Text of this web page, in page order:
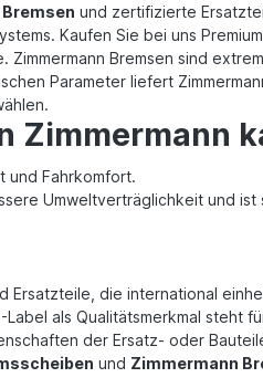
und zertifizierte
Kaufen Sie bei uns Premium
Bremsen sind
Parameter liefert
Zimmermann
und Fahrkomfort.
Umweltverträglichkeit und
die international
als Qualitätsmerkmal
der Ersatz- oder
und Zimmermann